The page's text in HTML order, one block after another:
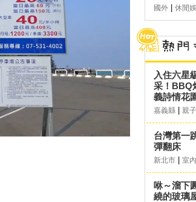
國外 休閒
入住六星
采！BBQ
義詩情花
嘉義縣 親
台灣第一
彈翻床
新北市 室
咻～溜下
繞的玻璃